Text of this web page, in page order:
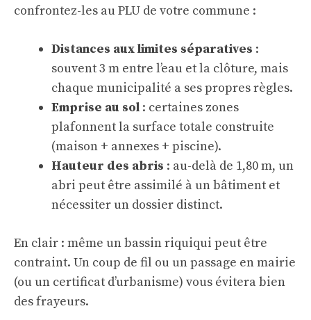
confrontez-les au PLU de votre commune :
Distances aux limites séparatives :
souvent 3 m entre l’eau et la clôture, mais
chaque municipalité a ses propres règles.
Emprise au sol : certaines zones
plafonnent la surface totale construite
(maison + annexes + piscine).
Hauteur des abris : au-delà de 1,80 m, un
abri peut être assimilé à un bâtiment et
nécessiter un dossier distinct.
En clair : même un bassin riquiqui peut être
contraint. Un coup de fil ou un passage en mairie
(ou un certificat d’urbanisme) vous évitera bien
des frayeurs.